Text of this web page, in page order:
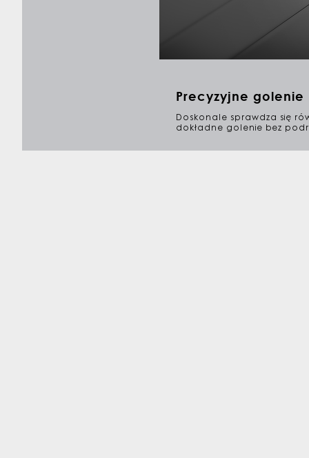
Precyzyjne golenie
Doskonale sprawdza się
dokładne golenie bez